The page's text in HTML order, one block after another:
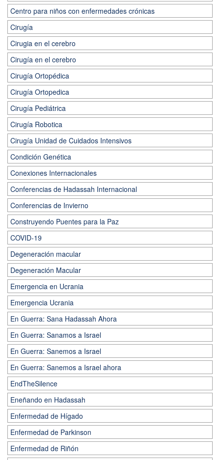
Centro para niños con enfermedades crónicas
Cirugía
Cirugia en el cerebro
Cirugía en el cerebro
Cirugía Ortopédica
Cirugía Ortopedica
Cirugía Pediátrica
Cirugía Robotica
Cirugía Unidad de Cuidados Intensivos
Condición Genética
Conexiones Internacionales
Conferencias de Hadassah Internacional
Conferencias de Invierno
Construyendo Puentes para la Paz
COVID-19
Degeneración macular
Degeneración Macular
Emergencia en Ucrania
Emergencia Ucrania
En Guerra: Sana Hadassah Ahora
En Guerra: Sanamos a Israel
En Guerra: Sanemos a Israel
En Guerra: Sanemos a Israel ahora
EndTheSilence
Eneñando en Hadassah
Enfermedad de Hígado
Enfermedad de Parkinson
Enfermedad de Riñón